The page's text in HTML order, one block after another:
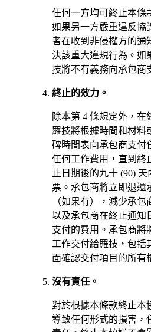
任何一方均可終止本條
如果另一方嚴重違反協
者在收到非侵權方的通
決該重大違規行為。如
技將不有義務向承包商
終止的效力。
除本第 4 條規定外，在
羅技將根據時間和材料
碑時間表向承包商支付
任何工作費用，直到終
止日期後的九十 (90)
票。承包商將立即退還
（如果有），減少承
以及承包商在終止通知
支付的費用。承包商將
工作交付給羅技，包括
面確認交付項目的所有
沒有責任。
對於根據本條款終止本
導致任何形式的損害，